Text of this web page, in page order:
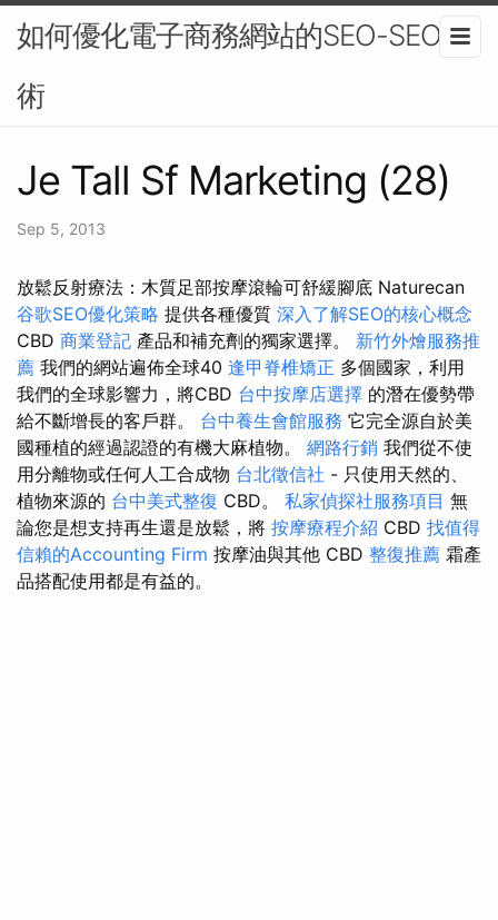
如何優化電子商務網站的SEO-SEO技
術
Je Tall Sf Marketing (28)
Sep 5, 2013
放鬆反射療法：木質足部按摩滾輪可舒緩腳底 Naturecan
谷歌SEO優化策略 提供各種優質 深入了解SEO的核心概念
CBD 商業登記 產品和補充劑的獨家選擇。 新竹外燴服務推
薦 我們的網站遍佈全球40 逢甲脊椎矯正 多個國家，利用
我們的全球影響力，將CBD 台中按摩店選擇 的潛在優勢帶
給不斷增長的客戶群。 台中養生會館服務 它完全源自於美
國種植的經過認證的有機大麻植物。 網路行銷 我們從不使
用分離物或任何人工合成物 台北徵信社 - 只使用天然的、
植物來源的 台中美式整復 CBD。 私家偵探社服務項目 無
論您是想支持再生還是放鬆，將 按摩療程介紹 CBD 找值得
信賴的Accounting Firm 按摩油與其他 CBD 整復推薦 霜產
品搭配使用都是有益的。